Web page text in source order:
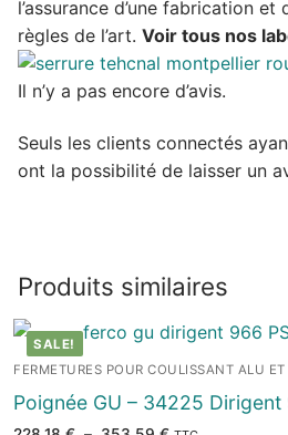
l’assurance d’une fabrication et
règles de l’art. Voir tous nos
Il n’y a pas encore d’avis.
Seuls les clients connectés
ont la possibilité de laisser un
Produits similaires
SALE!
FERMETURES POUR COULISSANT ALU ET
Poignée GU – 34225